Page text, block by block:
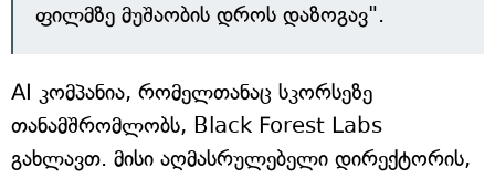
ფილმზე მუშაობის დროს დაზოგავ".
AI კომპანია, რომელთანაც სკორსეზე
თანამშრომლობს, Black Forest Labs
გახლავთ. მისი აღმასრულებელი დირექტორის,